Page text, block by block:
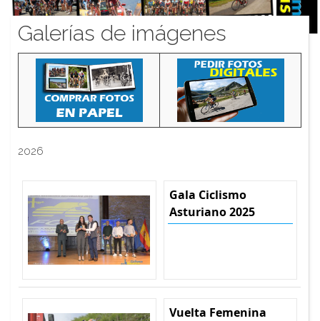
Galerías de imágenes
2026
Gala Ciclismo
Asturiano 2025
Vuelta Femenina